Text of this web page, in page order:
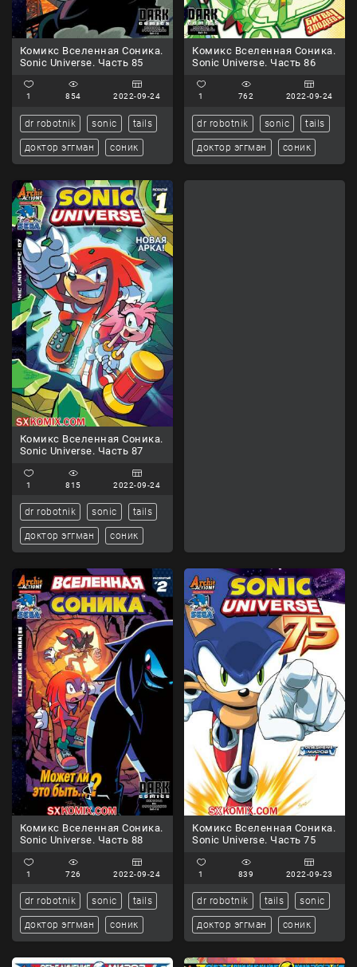
Комикс Вселенная Соника.
Sonic Universe. Часть 85
1 854 2022-09-24
dr robotnik sonic tails
доктор эггман соник
Комикс Вселенная Соника.
Sonic Universe. Часть 86
1 762 2022-09-24
dr robotnik sonic tails
доктор эггман соник
Комикс Вселенная Соника.
Sonic Universe. Часть 87
1 815 2022-09-24
dr robotnik sonic tails
доктор эггман соник
Комикс Вселенная Соника.
Sonic Universe. Часть 88
1 726 2022-09-24
dr robotnik sonic tails
доктор эггман соник
Комикс Вселенная Соника.
Sonic Universe. Часть 75
1 839 2022-09-23
dr robotnik tails sonic
доктор эггман соник